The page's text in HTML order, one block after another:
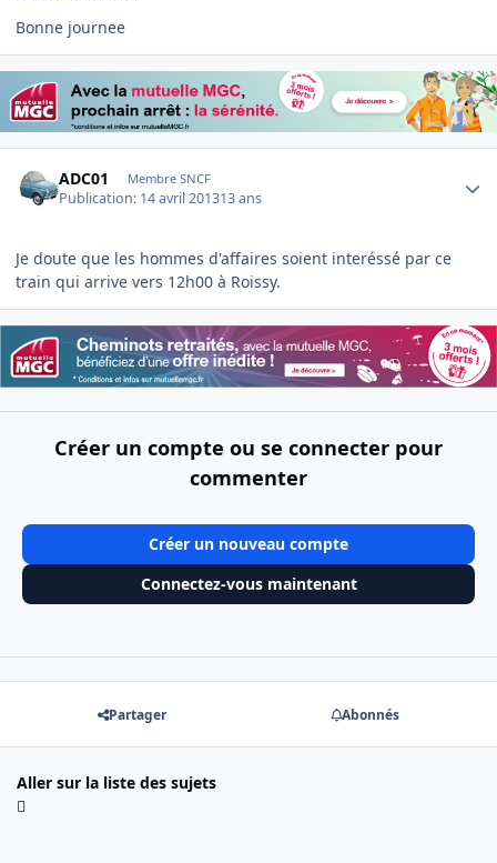
Bonne journee
ADC01 Membre SNCF
Publication: 14 avril 201313 ans
Je doute que les hommes d'affaires soient interéssé par ce
train qui arrive vers 12h00 à Roissy.
Créer un compte ou se connecter pour
commenter
Créer un nouveau compte
Connectez-vous maintenant
Partager Abonnés
Aller sur la liste des sujets